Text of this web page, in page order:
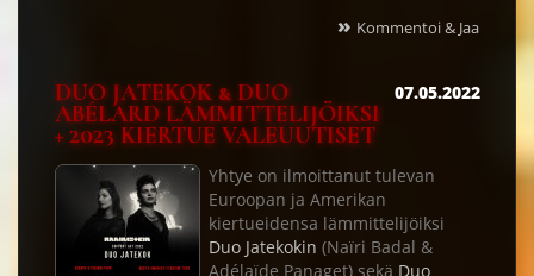
» Kommentoi & Jaa
DUO JATEKOK & DUO
ABÉLARD LÄMMITTELIJÖIKSI
+ 2023 KIERTUE VALEUUTISET
07.05.2022
Yhtye on ilmoittanut tulevan
Euroopan ja Amerikan
kiertueidensa lämmittelijöiksi
Duo Jatekokin (Naïri Badal &
Adélaïde Panaget) sekä Duo